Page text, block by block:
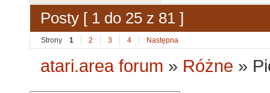
Posty [ 1 do 25 z 81 ]
Strony 1 2 3 4 Następna
atari.area forum » Różne »